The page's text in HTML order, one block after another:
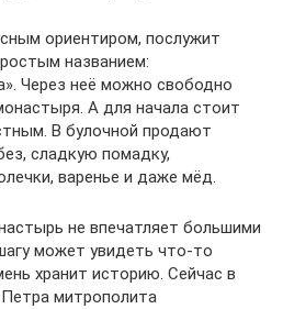
ориентиром, послужит
названием:
Через неё можно свободно
А для начала стоит
В булочной продают
сладкую помадку,
варенье и даже мёд.
не впечатляет большими
может увидеть что-то
хранит историю. Сейчас в
митрополита